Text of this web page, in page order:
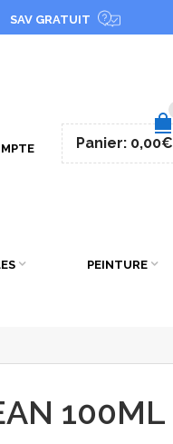
SAV GRATUIT
Panier: 0,00€
PEINTURE
100ML